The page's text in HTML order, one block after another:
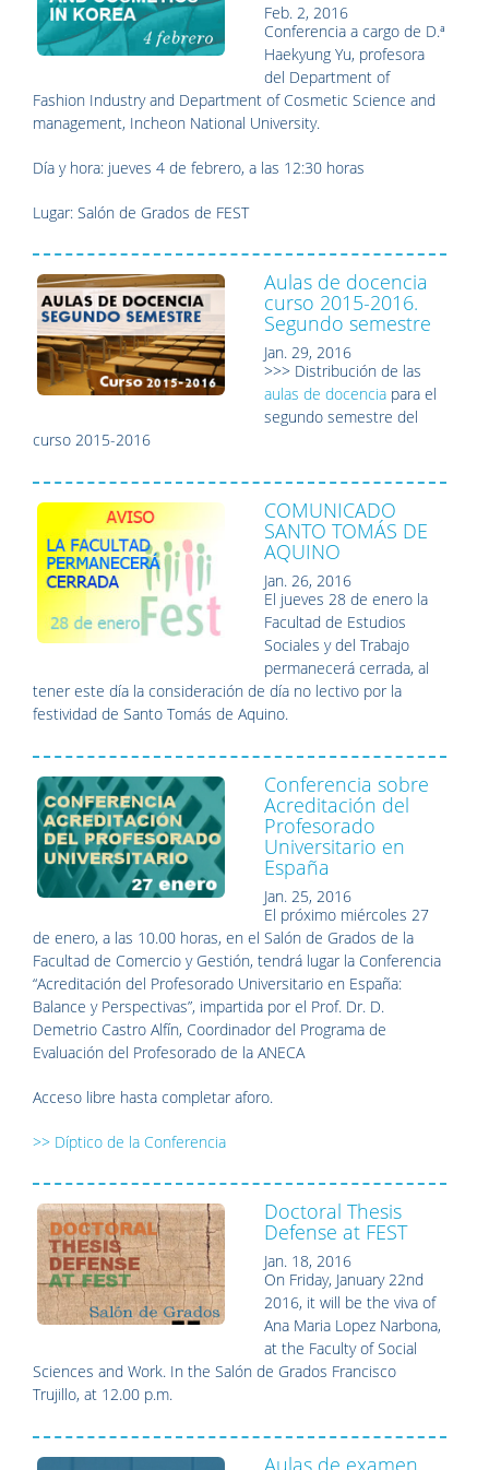
Feb. 2, 2016
Conferencia a cargo de D.ª
Haekyung Yu, profesora
del Department of
Fashion Industry and Department of Cosmetic Science and
management, Incheon National University.
Día y hora: jueves 4 de febrero, a las 12:30 horas
Lugar: Salón de Grados de FEST
Aulas de docencia
curso 2015-2016.
Segundo semestre
Jan. 29, 2016
>>> Distribución de las
aulas de docencia para el
segundo semestre del
curso 2015-2016
COMUNICADO
SANTO TOMÁS DE
AQUINO
Jan. 26, 2016
El jueves 28 de enero la
Facultad de Estudios
Sociales y del Trabajo
permanecerá cerrada, al
tener este día la consideración de día no lectivo por la
festividad de Santo Tomás de Aquino.
Conferencia sobre
Acreditación del
Profesorado
Universitario en
España
Jan. 25, 2016
El próximo miércoles 27
de enero, a las 10.00 horas, en el Salón de Grados de la
Facultad de Comercio y Gestión, tendrá lugar la Conferencia
“Acreditación del Profesorado Universitario en España:
Balance y Perspectivas”, impartida por el Prof. Dr. D.
Demetrio Castro Alfín, Coordinador del Programa de
Evaluación del Profesorado de la ANECA
Acceso libre hasta completar aforo.
>> Díptico de la Conferencia
Doctoral Thesis
Defense at FEST
Jan. 18, 2016
On Friday, January 22nd
2016, it will be the viva of
Ana Maria Lopez Narbona,
at the Faculty of Social
Sciences and Work. In the Salón de Grados Francisco
Trujillo, at 12.00 p.m.
Aulas de examen